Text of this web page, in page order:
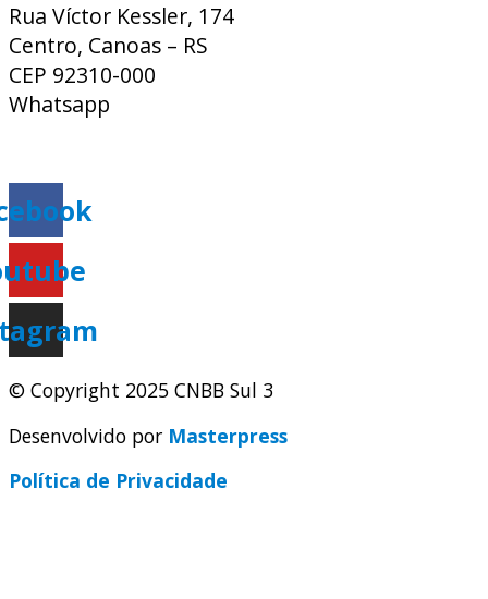
Rua Víctor Kessler, 174
Centro, Canoas – RS
CEP 92310-000
Whatsapp
© Copyright 2025 CNBB Sul 3
Desenvolvido por Masterpress
Política de Privacidade